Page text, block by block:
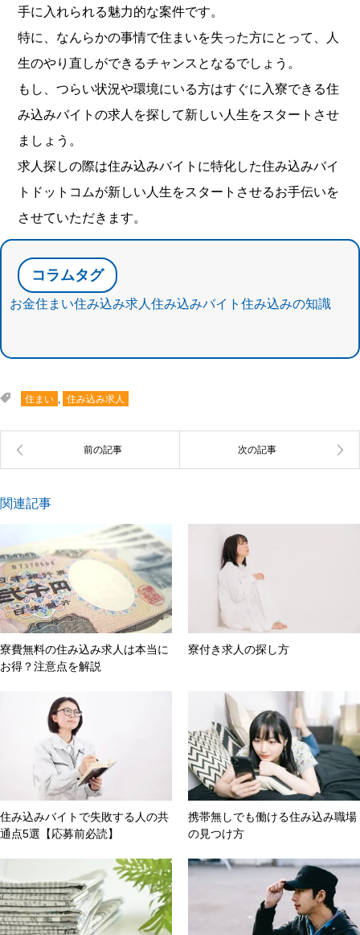
手に入れられる魅力的な案件です。
特に、なんらかの事情で住まいを失った方にとって、人
生のやり直しができるチャンスとなるでしょう。
もし、つらい状況や環境にいる方はすぐに入寮できる住
み込みバイトの求人を探して新しい人生をスタートさせ
ましょう。
求人探しの際は住み込みバイトに特化した住み込みバイ
トドットコムが新しい人生をスタートさせるお手伝いを
させていただきます。
コラムタグ
お金住まい住み込み求人住み込みバイト 住み込みの知識
住まい , 住み込み求人
関連記事
寮費無料の住み込み求人は本当に
お得？注意点を解説
寮付き求人の探し方
住み込みバイトで失敗する人の共
通点5選【応募前必読】
携帯無しでも働ける住み込み職場
の見つけ方